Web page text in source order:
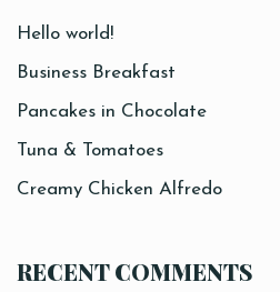
Hello world!
Business Breakfast
Pancakes in Chocolate
Tuna & Tomatoes
Creamy Chicken Alfredo
RECENT COMMENTS